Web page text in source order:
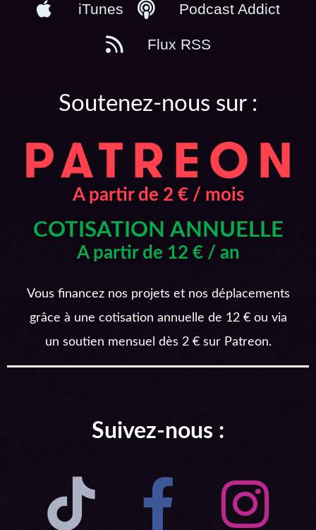
iTunes Podcast Addict
Flux RSS
Soutenez-nous sur :
A partir de 2 € / mois
COTISATION ANNUELLE
A partir de 12 € / an
Vous financez nos projets et nos déplacements
grâce à une cotisation annuelle de 12 € ou via
un soutien mensuel dès 2 € sur Patreon.
Suivez-nous :